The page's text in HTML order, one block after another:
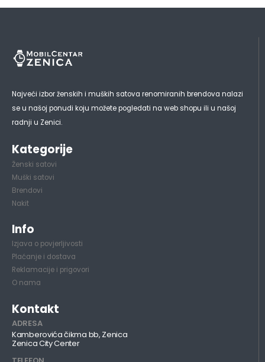
Najveći izbor ženskih i muških satova renomiranih brendova nalazi
se u našoj ponudi koju možete pogledati na web shopu ili u našoj
radnji u Zenici.
Kategorije
Ženski satovi
Muški satovi
Brendovi
Nakit
Info
Izjava o povjerljivosti
Plaćanje i dostava
Reklamacije i prigovori
O nama
Kontakt
ADRESA
Kamberovića čikma bb, Zenica
Zenica City Center